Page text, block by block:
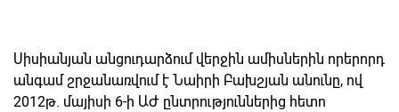
Սիսիանյան անցուդարձում վերջին ամիսներին որերորդ
անգամ շրջանառվում է Նաիրի Բախշյան անունը, ով
2012թ. մայիսի 6-ի ԱԺ ընտրություններից հետո